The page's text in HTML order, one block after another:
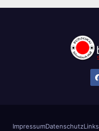
ImpressumDatenschutzLinks